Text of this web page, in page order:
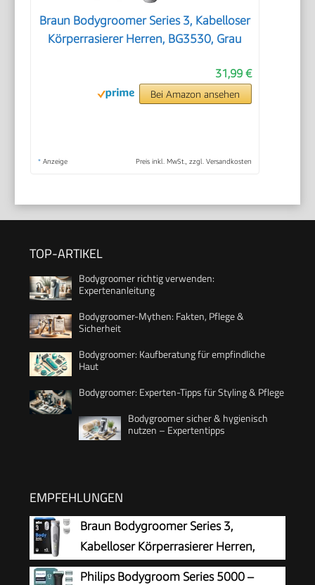
Braun Bodygroomer Series 3, Kabelloser
Körperrasierer Herren, BG3530, Grau
31,99 €
Bei Amazon ansehen
* Anzeige Preis inkl. MwSt., zzgl. Versandkosten
TOP-ARTIKEL
Bodygroomer richtig verwenden:
Expertenanleitung
Bodygroomer-Mythen: Fakten, Pflege &
Sicherheit
Bodygroomer: Kaufberatung für empfindliche
Haut
Bodygroomer: Experten-Tipps für Styling & Pflege
Bodygroomer sicher & hygienisch
nutzen – Expertentipps
EMPFEHLUNGEN
Braun Bodygroomer Series 3,
Kabelloser Körperrasierer Herren,
BG3530, Grau
Philips Bodygroom Series 5000 –